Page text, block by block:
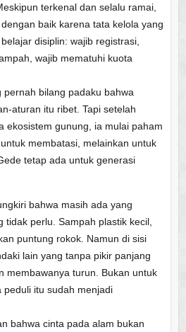
terkenal dan selalu ramai,
baik karena tata kelola yang
disiplin: wajib registrasi,
wajib mematuhi kuota
bilang padaku bahwa
aturan itu ribet. Tapi setelah
ekosistem gunung, ia mulai paham
membatasi, melainkan untuk
tetap ada untuk generasi
bahwa masih ada yang
tidak perlu. Sampah plastik kecil,
puntung rokok. Namun di sisi
lain yang tanpa pikir panjang
membawanya turun. Bukan untuk
itu sudah menjadi
bahwa cinta pada alam bukan